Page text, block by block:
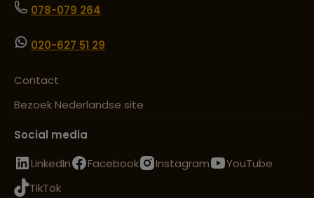
078-079 264
020-627 51 29
Contact
Bezoek Nederlandse site
Social media
LinkedIn
Facebook Instagram
YouTube
TikTok